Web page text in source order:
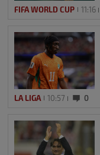
FIFA WORLD CUP 11:16
LA LIGA 10:57 0